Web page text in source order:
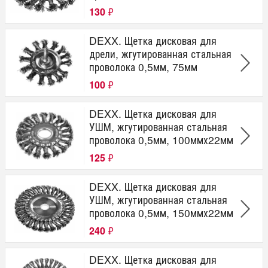
130 ₽
DEXX. Щетка дисковая для
дрели, жгутированная стальная
проволока 0,5мм, 75мм
100 ₽
DEXX. Щетка дисковая для
УШМ, жгутированная стальная
проволока 0,5мм, 100ммх22мм
125 ₽
DEXX. Щетка дисковая для
УШМ, жгутированная стальная
проволока 0,5мм, 150ммх22мм
240 ₽
DEXX. Щетка дисковая для